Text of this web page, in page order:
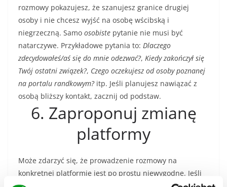
rozmowy pokazujesz, że szanujesz granice drugiej
osoby i nie chcesz wyjść na osobę wścibską i
niegrzeczną. Samo osobiste pytanie nie musi być
natarczywe. Przykładowe pytania to: Dlaczego
zdecydowałeś/aś się do mnie odezwać?, Kiedy zakończył się
Twój ostatni związek?, Czego oczekujesz od osoby poznanej
na portalu randkowym?itp. Jeśli planujesz nawiązać z
osobą bliższy kontakt, zacznij od podstaw.
6. Zaproponuj zmianę
platformy
Może zdarzyć się, że prowadzenie rozmowy na
konkretnej platformie jest po prostu niewygodne. Jeśli